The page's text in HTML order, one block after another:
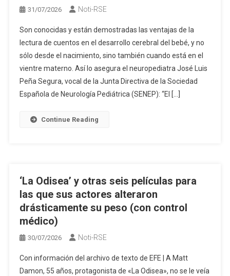
31/07/2026 Noti-RSE
Son conocidas y están demostradas las ventajas de la
lectura de cuentos en el desarrollo cerebral del bebé, y no
sólo desde el nacimiento, sino también cuando está en el
vientre materno. Así lo asegura el neuropediatra José Luis
Peña Segura, vocal de la Junta Directiva de la Sociedad
Española de Neurología Pediátrica (SENEP): “El […]
Continue Reading
‘La Odisea’ y otras seis películas para
las que sus actores alteraron
drásticamente su peso (con control
médico)
30/07/2026 Noti-RSE
Con información del archivo de texto de EFE | A Matt
Damon, 55 años, protagonista de «La Odisea», no se le veía